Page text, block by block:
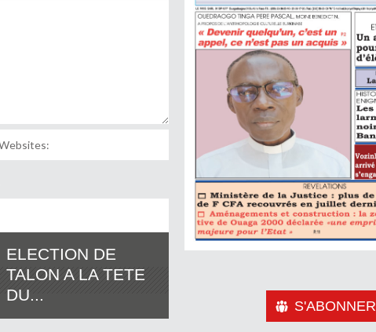
ELECTION DE
TALON A LA TETE
DU...
S'ABONNER